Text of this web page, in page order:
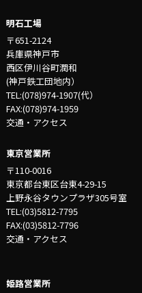
明石工場
〒651-2124
兵庫県神戸市
西区伊川谷町潤和
(神戸鉄工団地内）
TEL:(078)974-1907(代）
FAX:(078)974-1959
交通・アクセス
東京営業所
〒110-0016
東京都台東区台東4-29-15
上野永谷タウンプラザ305号室
TEL:(03)5812-7795
FAX:(03)5812-7796
交通・アクセス
姫路営業所